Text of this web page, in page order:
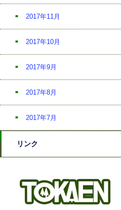
2017年11月
2017年10月
2017年9月
2017年8月
2017年7月
リンク